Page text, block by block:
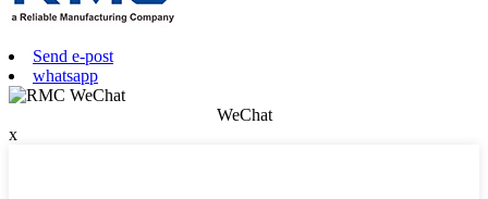
Send e-post
whatsapp
WeChat
x